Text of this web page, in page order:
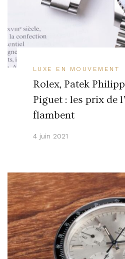
LUXE EN MOUVEMENT
Rolex, Patek
Piguet : les prix de
flambent
4 juin 2021